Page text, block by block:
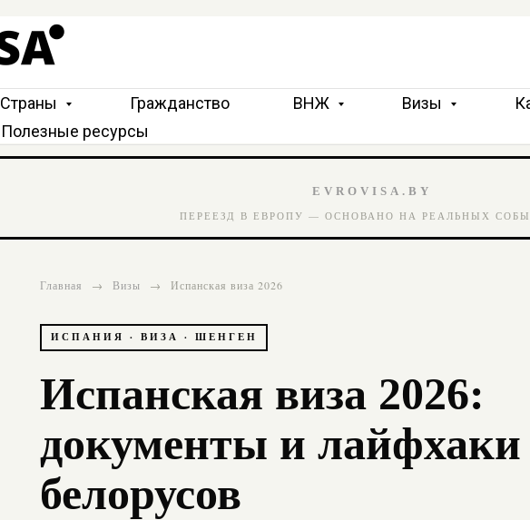
Страны Гражданство ВНЖ Визы
Полезные ресурсы
EVROVISA.BY
ПЕРЕЕЗД В ЕВРОПУ — ОСНОВАНО НА РЕАЛЬНЫХ
Главная → Визы → Испанская виза 2026
ИСПАНИЯ · ВИЗА · ШЕНГЕН
Испанская виза 2026:
документы и лайфхаки
белорусов